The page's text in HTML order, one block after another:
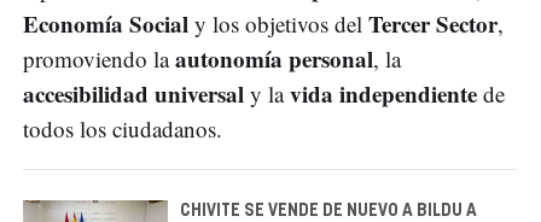
Economía Social y los objetivos del Tercer Sector,
promoviendo laautonomía personal, la
accesibilidad universal y lavida independiente de
todos los ciudadanos.
CHIVITE SE VENDE DE NUEVO A BILDU A